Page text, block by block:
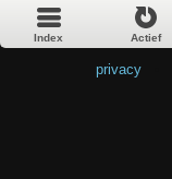
Index Actief
privacy